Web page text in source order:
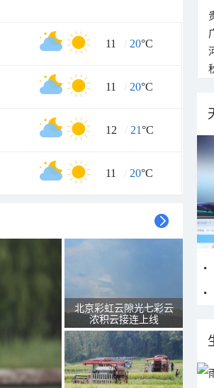
11 / 20°C
11 / 20°C
12 / 21°C
11 / 20°C
北京彩虹云隙光七彩云
浓积云接连上线